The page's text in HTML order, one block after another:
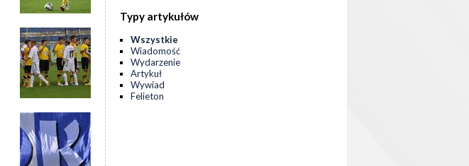
Typy artykułów
Wszystkie
Wiadomość
Wydarzenie
Artykuł
Wywiad
Felieton